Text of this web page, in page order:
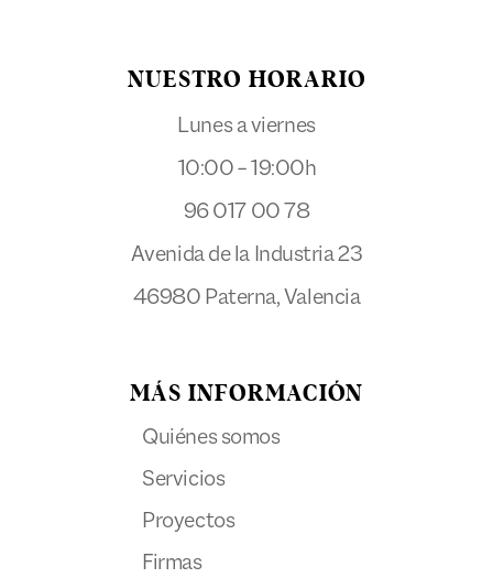
NUESTRO HORARIO
Lunes a viernes
10:00 – 19:00h
96 017 00 78
Avenida de la Industria 23
46980 Paterna, Valencia
MÁS INFORMACIÓN
Quiénes somos
Servicios
Proyectos
Firmas